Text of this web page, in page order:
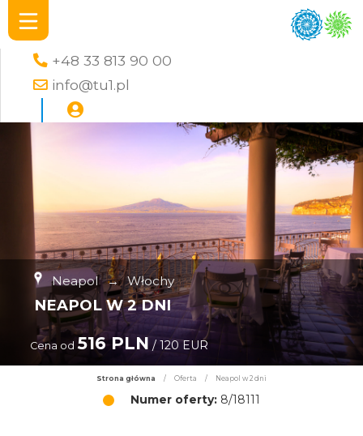
+48 33 813 90 00
info@tu1.pl
Neapol → Włochy
NEAPOL W 2 DNI
Cena od 516 PLN/ 120 EUR
Strona główna / Oferta / Neapol w 2 dni
Numer oferty: 8/18111